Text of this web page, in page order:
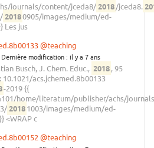
journals/content/jceda8/2018 /jceda8.
20180905/images/medium/ed-
Les jus
@teaching
Dernière modification : il y a 7 ans
Busch, J. Chem. Educ., 2018 , 95
10.1021/acs.jchemed.8b00133
-2019 {{
home/literatum/publisher/achs/
2018 1003/images/medium/ed-
<WRAP c
@teaching